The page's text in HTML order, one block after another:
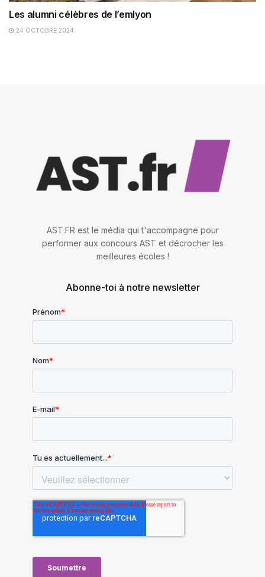
Les alumni célèbres de l’emlyon
24 OCTOBRE 2024
AST.FR est le média qui t'accompagne pour
performer aux concours AST et décrocher les
meilleures écoles !
Abonne-toi à notre newsletter